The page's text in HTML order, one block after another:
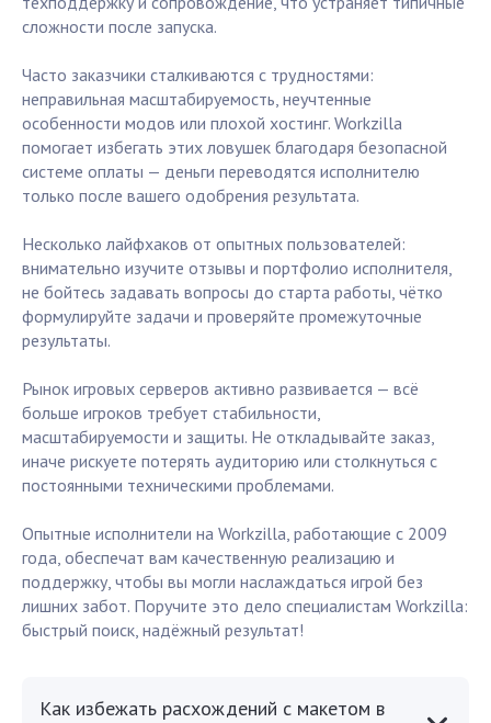
сложности после запуска.
Часто заказчики сталкиваются с трудностями:
неправильная масштабируемость, неучтенные
особенности модов или плохой хостинг. Workzilla
помогает избегать этих ловушек благодаря безопасной
системе оплаты — деньги переводятся исполнителю
только после вашего одобрения результата.
Несколько лайфхаков от опытных пользователей:
внимательно изучите отзывы и портфолио исполнителя,
не бойтесь задавать вопросы до старта работы, чётко
формулируйте задачи и проверяйте промежуточные
результаты.
Рынок игровых серверов активно развивается — всё
больше игроков требует стабильности,
масштабируемости и защиты. Не откладывайте заказ,
иначе рискуете потерять аудиторию или столкнуться с
постоянными техническими проблемами.
Опытные исполнители на Workzilla, работающие с 2009
года, обеспечат вам качественную реализацию и
поддержку, чтобы вы могли наслаждаться игрой без
лишних забот. Поручите это дело специалистам Workzilla:
быстрый поиск, надёжный результат!
Как избежать расхождений с макетом в